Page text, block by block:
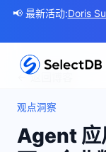
📢 最新活动:Doris
← 返回博客
观点洞察
Agent 应